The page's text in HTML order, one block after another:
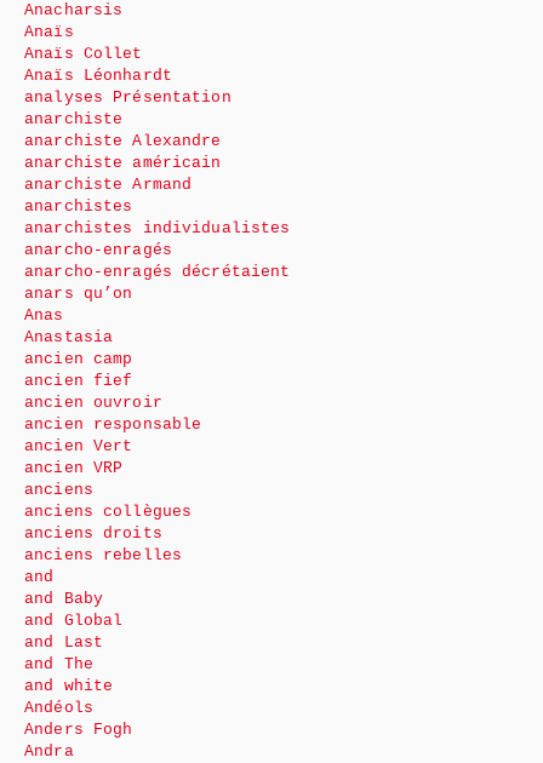
Anacharsis
Anaïs
Anaïs Collet
Anaïs Léonhardt
analyses Présentation
anarchiste
anarchiste Alexandre
anarchiste américain
anarchiste Armand
anarchistes
anarchistes individualistes
anarcho-enragés
anarcho-enragés décrétaient
anars qu’on
Anas
Anastasia
ancien camp
ancien fief
ancien ouvroir
ancien responsable
ancien Vert
ancien VRP
anciens
anciens collègues
anciens droits
anciens rebelles
and
and Baby
and Global
and Last
and The
and white
Andéols
Anders Fogh
Andra